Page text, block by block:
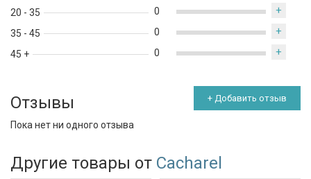
20 - 35
35 - 45
45 +
0 +
0 +
0 +
Отзывы + Добавить отзыв
Пока нет ни одного отзыва
Другие товары от Cacharel